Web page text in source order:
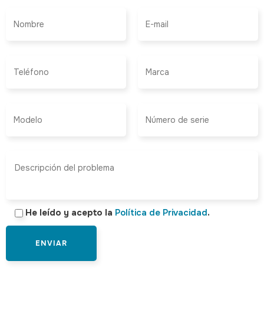
He leído y acepto la Política de Privacidad.